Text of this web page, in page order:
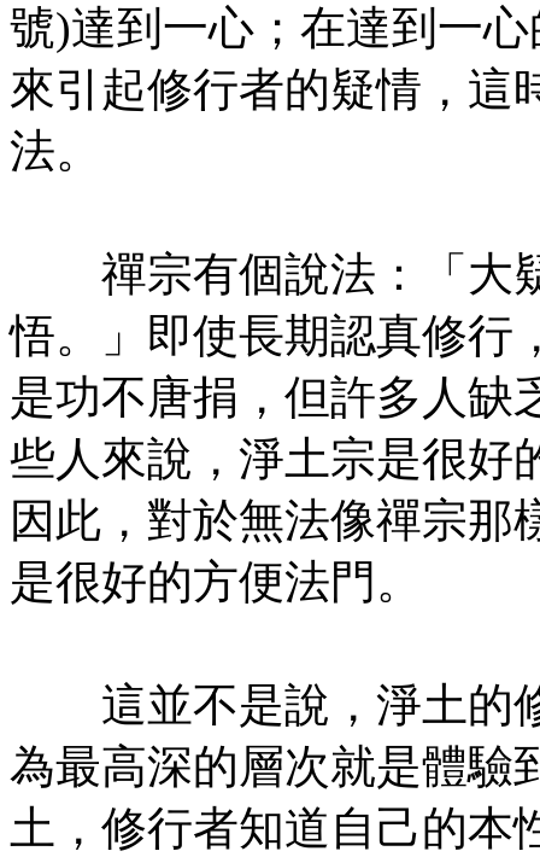
號)達到一心；在達到一
來引起修行者的疑情，這
法。
禪宗有個說法：「大
悟。」即使長期認真修行
是功不唐捐，但許多人缺
些人來說，淨土宗是很好
因此，對於無法像禪宗那
是很好的方便法門。
這並不是說，淨土的
為最高深的層次就是體驗
土，修行者知道自己的本